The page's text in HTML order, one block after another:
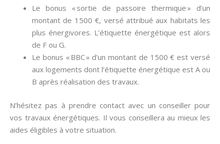
Le bonus « sortie de passoire thermique » d’un
montant de 1500 €, versé attribué aux habitats les
plus énergivores. L’étiquette énergétique est alors
de F ou G.
Le bonus « BBC » d’un montant de 1500 € est versé
aux logements dont l’étiquette énergétique est A ou
B après réalisation des travaux.
N’hésitez pas à prendre contact avec un conseiller pour
vos travaux énergétiques. Il vous conseillera au mieux les
aides éligibles à votre situation.